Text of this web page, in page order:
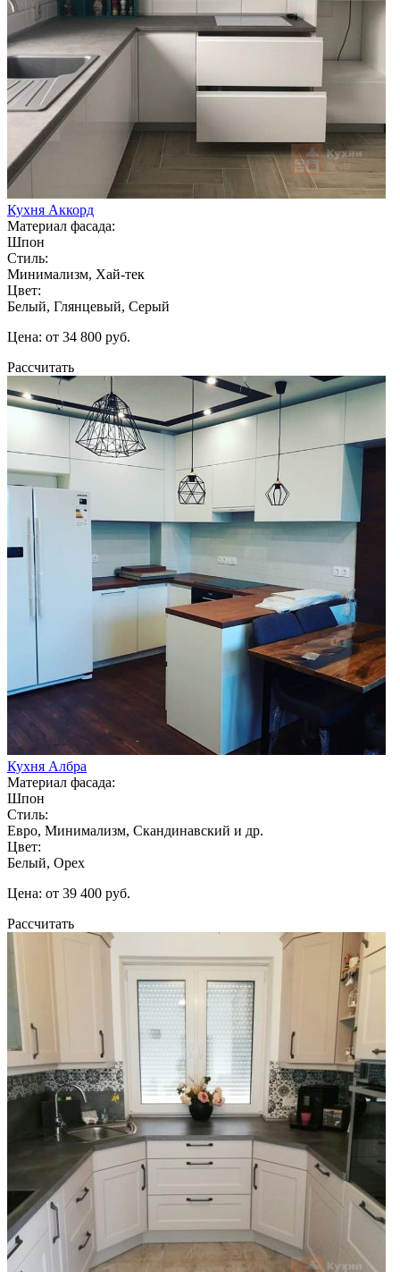
Кухня Аккорд
Материал фасада:
Шпон
Стиль:
Минимализм, Хай-тек
Цвет:
Белый, Глянцевый, Серый
Цена: от 34 800 руб.
Рассчитать
Кухня Албра
Материал фасада:
Шпон
Стиль:
Евро, Минимализм, Скандинавский и др.
Цвет:
Белый, Орех
Цена: от 39 400 руб.
Рассчитать